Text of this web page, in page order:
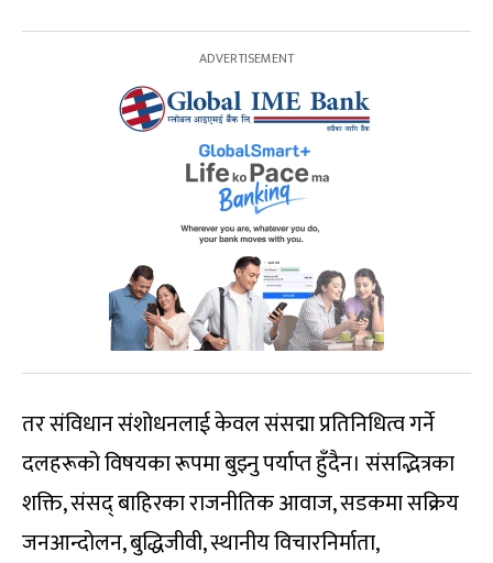
तर संविधान संशोधनलाई केवल संसद्मा प्रतिनिधित्व गर्ने
दलहरूको विषयका रूपमा बुझ्नु पर्याप्त हुँदैन। संसद्भित्रका
शक्ति, संसद् बाहिरका राजनीतिक आवाज, सडकमा सक्रिय
जनआन्दोलन, बुद्धिजीवी, स्थानीय विचारनिर्माता,